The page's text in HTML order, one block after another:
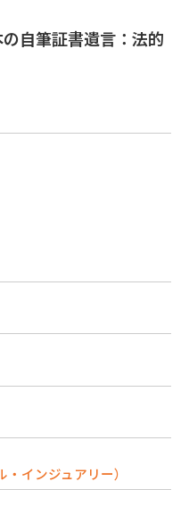
自筆証書遺言：法的
インジュアリー）